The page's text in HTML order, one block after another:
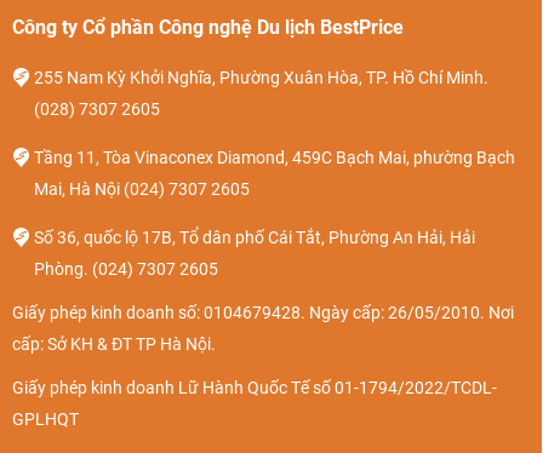
Công ty Cổ phần Công nghệ Du lịch BestPrice
255 Nam Kỳ Khởi Nghĩa, Phường Xuân Hòa, TP. Hồ Chí Minh.
(028) 7307 2605
Tầng 11, Tòa Vinaconex Diamond, 459C Bạch Mai, phường Bạch
Mai, Hà Nội (024) 7307 2605
Số 36, quốc lộ 17B, Tổ dân phố Cái Tắt, Phường An Hải, Hải
Phòng. (024) 7307 2605
Giấy phép kinh doanh số: 0104679428. Ngày cấp: 26/05/2010. Nơi
cấp: Sở KH & ĐT TP Hà Nội.
Giấy phép kinh doanh Lữ Hành Quốc Tế số 01-1794/2022/TCDL-
GPLHQT